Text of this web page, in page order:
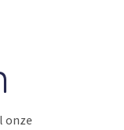
onze